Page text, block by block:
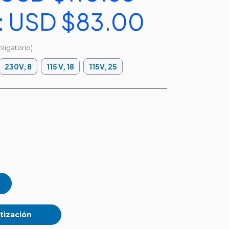
USD $83.00
230V, 8 115 V, 18 115V, 25